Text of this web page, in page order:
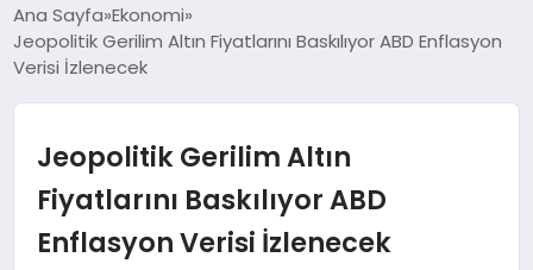
EĞITIM
GÜNDEM
MAGAZIN
Ana Sayfa Ekonomi
Jeopolitik Gerilim Altın Fiyatlarını Baskılıyor ABD Enflasyon
Verisi İzlenecek
Jeopolitik Gerilim Altın
Fiyatlarını Baskılıyor ABD
Enflasyon Verisi İzlenecek